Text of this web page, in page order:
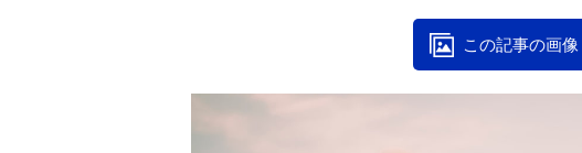
この記事の画像